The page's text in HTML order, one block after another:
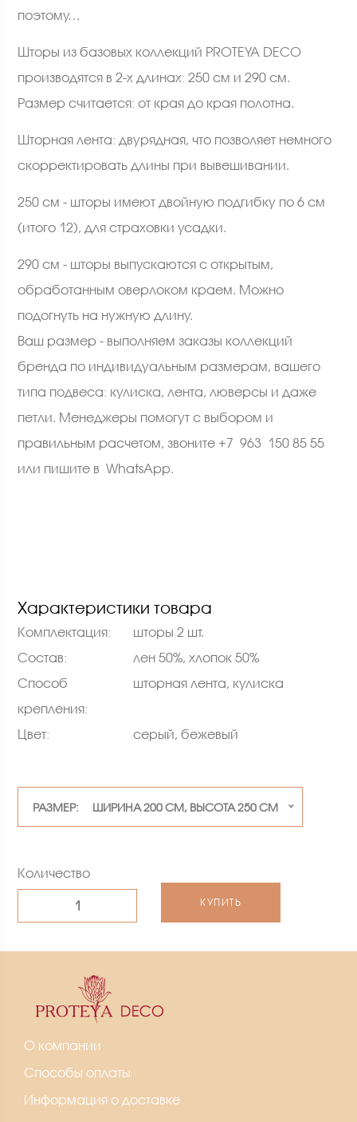
поэтому…
Шторы из базовых коллекций PROTEYA DECO
производятся в 2-х длинах: 250 см и 290 см.
Размер считается: от края до края полотна.
Шторная лента: двурядная, что позволяет немного
скорректировать длины при вывешивании.
250 см - шторы имеют двойную подгибку по 6 см
(итого 12), для страховки усадки.
290 см - шторы выпускаются с открытым,
обработанным оверлоком краем. Можно
подогнуть на нужную длину.
Ваш размер - выполняем заказы коллекций
бренда по индивидуальным размерам, вашего
типа подвеса: кулиска, лента, люверсы и даже
петли. Менеджеры помогут с выбором и
правильным расчетом, звоните +7 963 150 85 55
или пишите вWhatsApp.
Характеристики товара
Комплектация:
шторы 2 шт.
Состав:
лен 50%, хлопок 50%
Способ
крепления:
шторная лента, кулиска
Цвет: серый, бежевый
РАЗМЕР: ШИРИНА 200 СМ, ВЫСОТА 250 СМ
Количество
КУПИТЬ
О компании
Способы оплаты
Информация о доставке